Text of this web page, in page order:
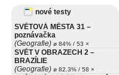
nové testy
SVĚTOVÁ MĚSTA 31 –
poznávačka
(Geografie) ø 84% / 53 ×
SVĚT V OBRAZECH 2 –
BRAZÍLIE
(Geografie) ø 82.3% / 58 ×